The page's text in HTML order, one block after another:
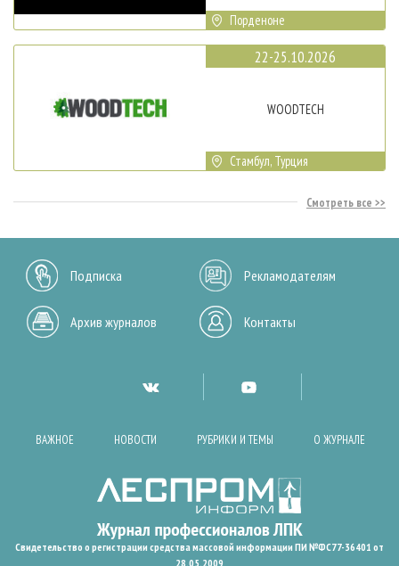
Порденоне
22-25.10.2026
WOODTECH
Стамбул, Турция
Смотреть все
Подписка Рекламодателям
Архив журналов Контакты
ВАЖНОЕ НОВОСТИ РУБРИКИ И ТЕМЫ О ЖУРНАЛЕ
Свидетельство о регистрации средства массовой информации ПИ №ФС77-36401 от
28.05.2009